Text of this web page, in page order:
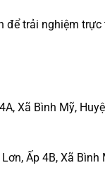
để trải nghiệm trực
Xã Bình Mỹ,
Ấp 4B, Xã Bình